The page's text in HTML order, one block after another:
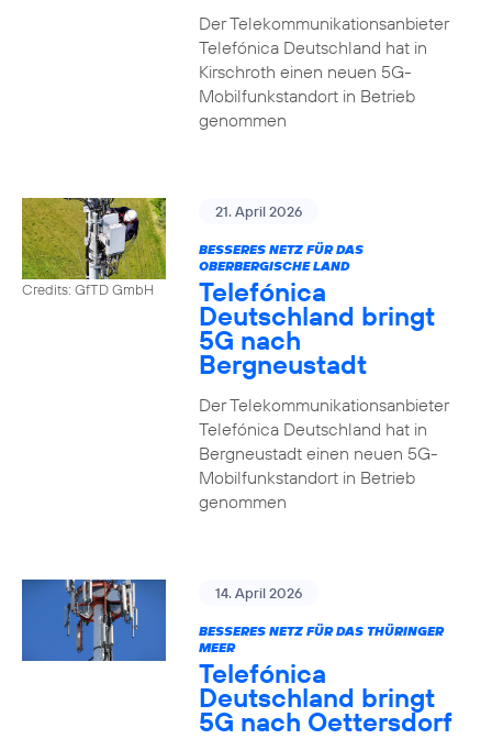
Der Telekommunikationsanbieter
Telefónica Deutschland hat in
Kirschroth einen neuen 5G-
Mobilfunkstandort in Betrieb
genommen
Credits: GfTD GmbH
21. April 2026
BESSERES NETZ FÜR DAS
OBERBERGISCHE LAND
Telefónica
Deutschland bringt
5G nach
Bergneustadt
Der Telekommunikationsanbieter
Telefónica Deutschland hat in
Bergneustadt einen neuen 5G-
Mobilfunkstandort in Betrieb
genommen
14. April 2026
BESSERES NETZ FÜR DAS THÜRINGER
MEER
Telefónica
Deutschland bringt
5G nach Oettersdorf